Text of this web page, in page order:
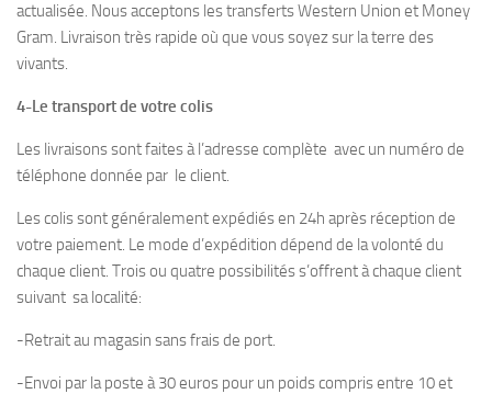
actualisée. Nous acceptons les transferts Western Union et Money
Gram. Livraison très rapide où que vous soyez sur la terre des
vivants.
4-Le transport de votre colis
Les livraisons sont faites à l’adresse complète avec un numéro de
téléphone donnée par le client.
Les colis sont généralement expédiés en 24h après réception de
votre paiement. Le mode d’expédition dépend de la volonté du
chaque client. Trois ou quatre possibilités s’offrent à chaque client
suivant sa localité:
-Retrait au magasin sans frais de port.
-Envoi par la poste à 30 euros pour un poids compris entre 10 et